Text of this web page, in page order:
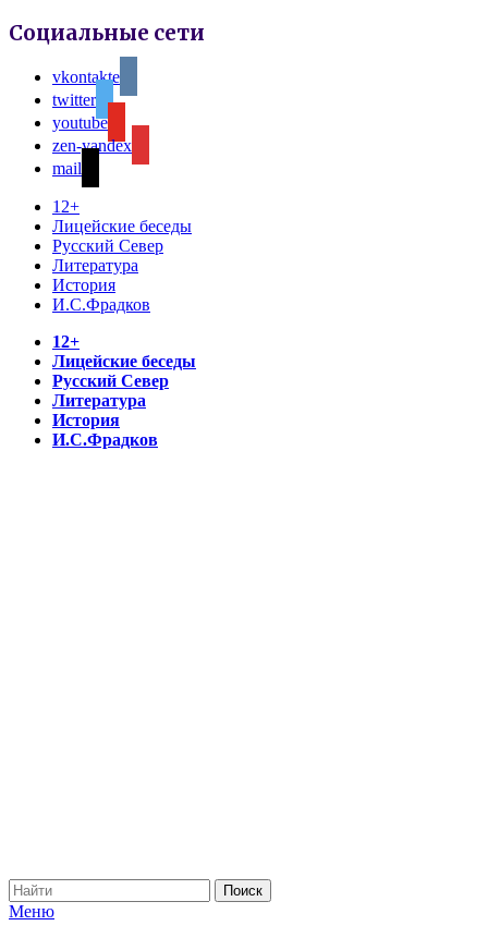
Социальные сети
vkontakte
twitter
youtube
zen-yandex
mail
12+
Лицейские беседы
Русский Север
Литература
История
И.С.Фрадков
12+
Лицейские беседы
Русский Север
Литература
История
И.С.Фрадков
Меню